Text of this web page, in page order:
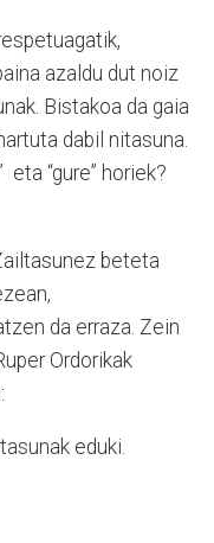
azaldu dut noiz
Bistakoa da gaia
dabil nitasuna.
eta “gure” horiek?
beteta
da erraza. Zein
Ordorikak
eduki.